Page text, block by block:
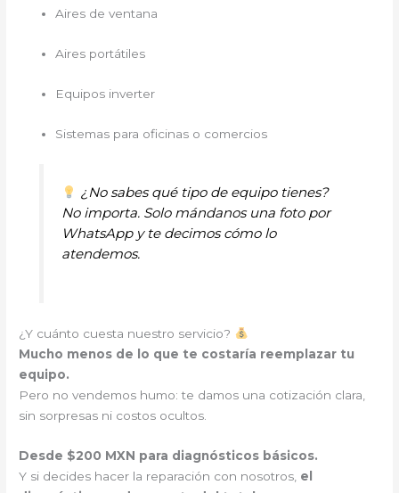
Aires de ventana
Aires portátiles
Equipos inverter
Sistemas para oficinas o comercios
¿No sabes qué tipo de equipo tienes?
No importa. Solo mándanos una foto por
WhatsApp y te decimos cómo lo
atendemos.
¿Y cuánto cuesta nuestro servicio?
Mucho menos de lo que te costaría reemplazar tu
equipo.
Pero no vendemos humo: te damos una cotización clara,
sin sorpresas ni costos ocultos.
Desde $200 MXN para diagnósticos básicos.
Y si decides hacer la reparación con nosotros, el